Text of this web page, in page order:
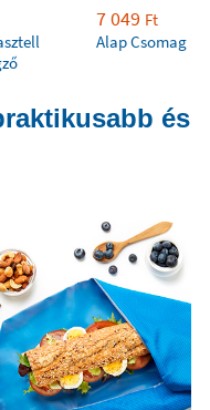
7 049 Ft
Alap Csomag
és